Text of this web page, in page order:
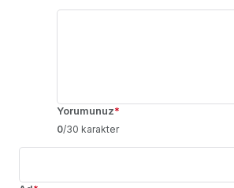
Yorumunuz*
0/30 karakter